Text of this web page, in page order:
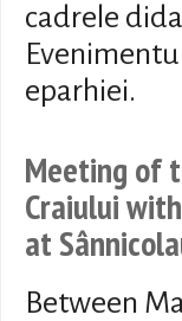
cadrele
eparhiei.
Meeting of
Craiului
at
Between